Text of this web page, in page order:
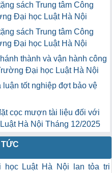
sách Trung tâm Công
Đại học Luật Hà Nội
sách Trung tâm Công
Đại học Luật Hà Nội
thành và vận hành công
Đại học Luật Hà Nội
luận tốt nghiệp đợt bảo vệ
cọc mượn tài liệu đối với
Hà Nội Tháng 12/2025
học Luật Hà Nội lan tỏa tri